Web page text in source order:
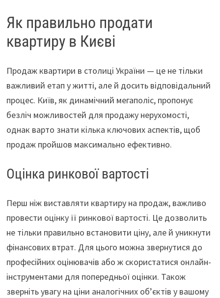
b
o
o
k
gr
a
m
at
sA
p
p
er
Як правильно продати
квартиру в Києві
Продаж квартири в столиці України — це не тільки
важливий етап у житті, але й досить відповідальний
процес. Київ, як динамічний мегаполіс, пропонує
безліч можливостей для продажу нерухомості,
однак варто знати кілька ключових аспектів, щоб
продаж пройшов максимально ефективно.
Оцінка ринкової вартості
Перш ніж виставляти квартиру на продаж, важливо
провести оцінку її ринкової вартості. Це дозволить
не тільки правильно встановити ціну, але й уникнути
фінансових втрат. Для цього можна звернутися до
професійних оцінювачів або ж скористатися онлайн-
інструментами для попередньої оцінки. Також
зверніть увагу на ціни аналогічних об’єктів у вашому